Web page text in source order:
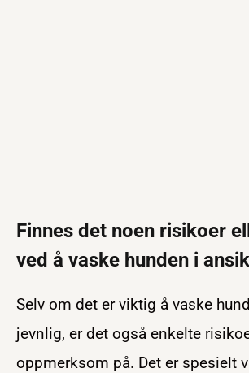
Finnes det noen risikoer
ved å vaske hunden i
Selv om det er viktig å vaske
jevnlig, er det også enkelte
oppmerksom på. Det er spesielt